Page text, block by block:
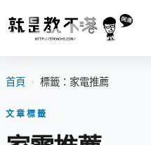
首頁 › 標籤：家電推薦
文章標籤